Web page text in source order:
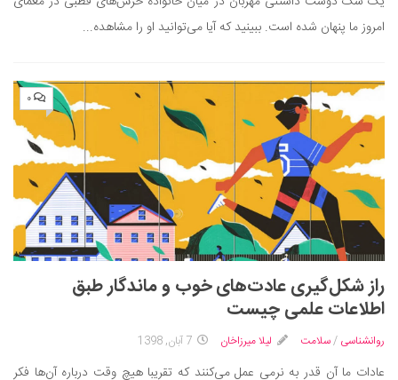
امروز ما پنهان شده است. ببینید که آیا می‌توانید او را مشاهده...
۰
راز شکل‌گیری عادت‌های خوب و ماندگار طبق
اطلاعات علمی چیست
روانشناسی /سلامت لیلا میرزاخان 7 آبان, 1398
عادات ما آن قدر به نرمی عمل می‌کنند که تقریبا هیچ وقت درباره آن‌ها فکر